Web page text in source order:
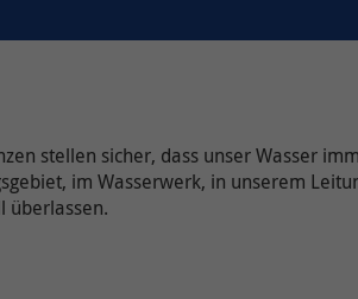
stellen sicher, dass unser Wasser
im Wasserwerk, in unserem
überlassen.